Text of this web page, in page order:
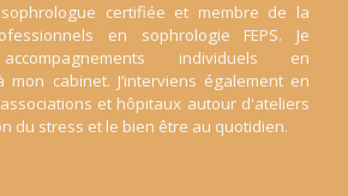
certifiée et membre de la
en sophrologie FEPS. Je
individuels en
cabinet. J’interviens également en
et hôpitaux autour d'ateliers
du stress et le bien être au quotidien.